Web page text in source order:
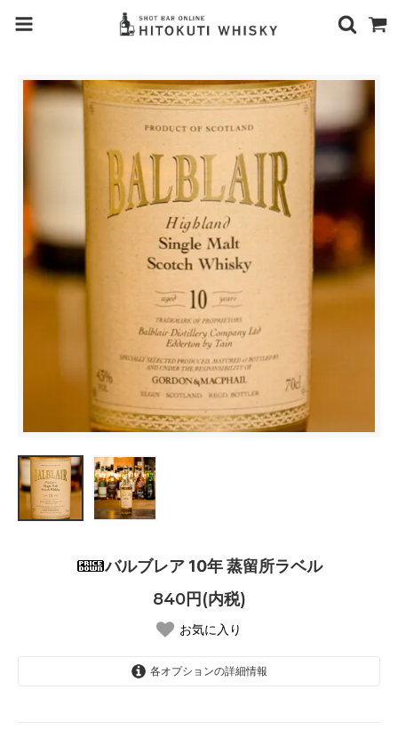
バルブレア 10年 蒸留所ラベル
840円(内税)
お気に入り
各オプションの詳細情報